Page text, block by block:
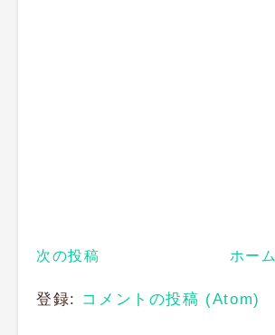
次の投稿 ホーム
登録: コメントの投稿 (Atom)